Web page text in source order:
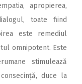
apropierea,
toate fiind
este remediul
omnipotent. Este
stimulează
duce la